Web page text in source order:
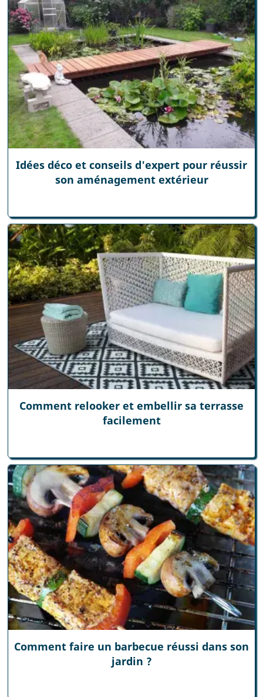
Idées déco et conseils d'expert pour réussir
son aménagement extérieur
Comment relooker et embellir sa terrasse
facilement
Comment faire un barbecue réussi dans son
jardin ?